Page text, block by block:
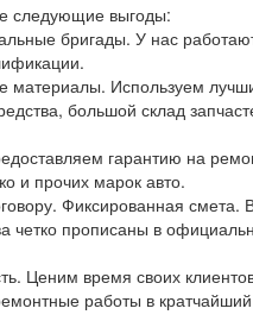
следующие выгоды:
бригады. У нас
материалы. Используем
большой склад
гарантию на
и прочих марок авто.
Фиксированная смета.
четко прописаны в
Ценим время своих
работы в кратчайший